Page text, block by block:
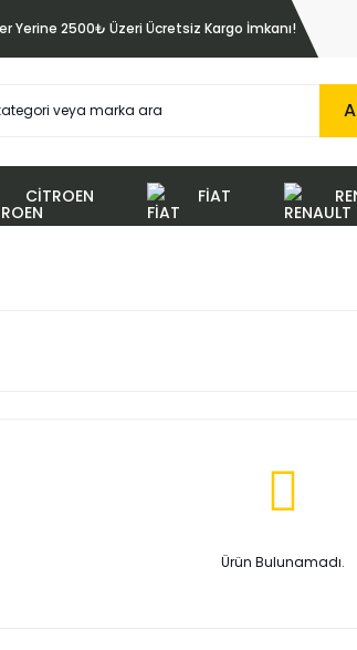
Yerine 2500₺ Üzeri Ücretsiz Kargo İmkanı!
CİTROEN FİAT
Ürün Bulunamadı.